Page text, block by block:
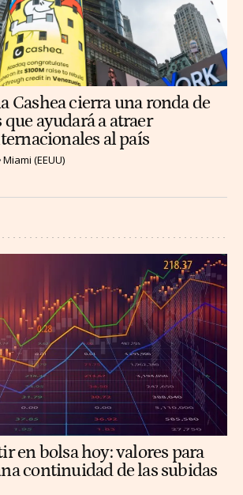
Cashea cierra una ronda de
ayudará a atraer
al país
Miami (EEUU)
en bolsa hoy: valores para
continuidad de las subidas